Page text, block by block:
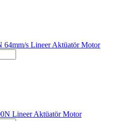
64mm/s Lineer Aktüatör Motor
Lineer Aktüatör Motor